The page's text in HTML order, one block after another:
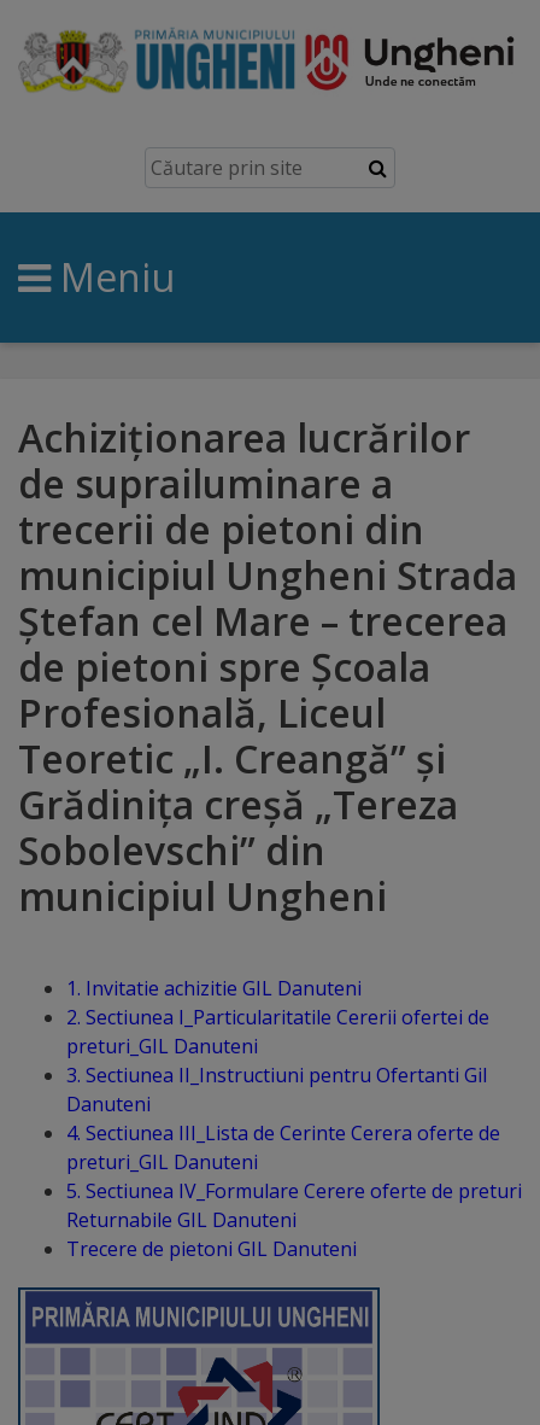
Ungheni
Prezentare
generală
Simbolurile
brand
Orașe
înfrățite
Distincții
Cetățeni
de
onoare
Deținători
ai
titlului
„Merite
pentru
Ungheni”
Diplome
de
Excelență
Ungheniul
Obiective
turistice
Meniu
Achiziționarea lucrărilor
de suprailuminare a
trecerii de pietoni din
municipiul Ungheni Strada
Ștefan cel Mare – trecerea
de pietoni spre Școala
Profesională, Liceul
Teoretic „I. Creangă” și
Grădinița creșă „Tereza
Sobolevschi” din
municipiul Ungheni
1. Invitatie achizitie GIL Danuteni
2. Sectiunea I_Particularitatile Cererii ofertei de
preturi_GIL Danuteni
3. Sectiunea II_Instructiuni pentru Ofertanti Gil
Danuteni
4. Sectiunea III_Lista de Cerinte Cerera oferte de
preturi_GIL Danuteni
5. Sectiunea IV_Formulare Cerere oferte de preturi
Returnabile GIL Danuteni
Trecere de pietoni GIL Danuteni